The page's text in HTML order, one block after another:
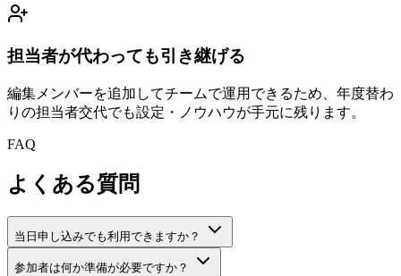
担当者が代わっても引き継げる
編集メンバーを追加してチームで運用できるため、年度替わ
りの担当者交代でも設定・ノウハウが手元に残ります。
FAQ
よくある質問
当日申し込みでも利用できますか？
参加者は何か準備が必要ですか？